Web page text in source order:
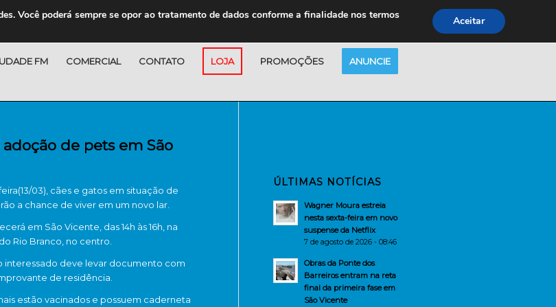
FM COMERCIAL CONTATO LOJA PROMOÇÕES ANUNCIE
de pets em São
03), cães e gatos em situação de
a chance de viver em um novo lar.
em São Vicente, das 14h às 16h, na
Rio Branco, no centro.
interessado deve levar documento com
de residência.
estão vacinados e possuem caderneta
ÚLTIMAS NOTÍCIAS
Wagner Moura estreia
nesta sexta-feira em novo
suspense da Netflix
7 de agosto de 2026 - 08:46
Obras da Ponte dos
Barreiros entram na reta
final da primeira fase em
São Vicente
Você poderá sempre se opor ao tratamento de dados conforme a finalidade nos termos
Aceitar